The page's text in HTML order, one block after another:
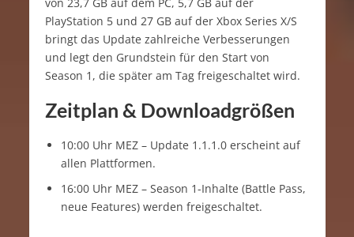
PlayStation 5 und 27 GB auf der Xbox Series X/S
bringt das Update zahlreiche Verbesserungen
und legt den Grundstein für den Start von
Season 1, die später am Tag freigeschaltet wird.
Zeitplan & Downloadgrößen
10:00 Uhr MEZ – Update 1.1.1.0 erscheint auf
allen Plattformen.
16:00 Uhr MEZ – Season 1-Inhalte (Battle Pass,
neue Features) werden freigeschaltet.